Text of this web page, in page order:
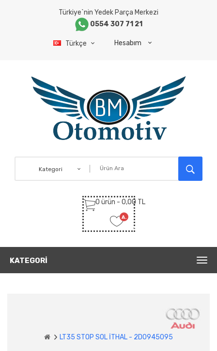
Türkiye`nin Yedek Parça Merkezi
0554 307 71 21
Türkçe Hesabım
Kategori
0 ürün - 0,00 TL
A.
Listem
KATEGORI
LT35 STOP SOL İTHAL - 2D0945095